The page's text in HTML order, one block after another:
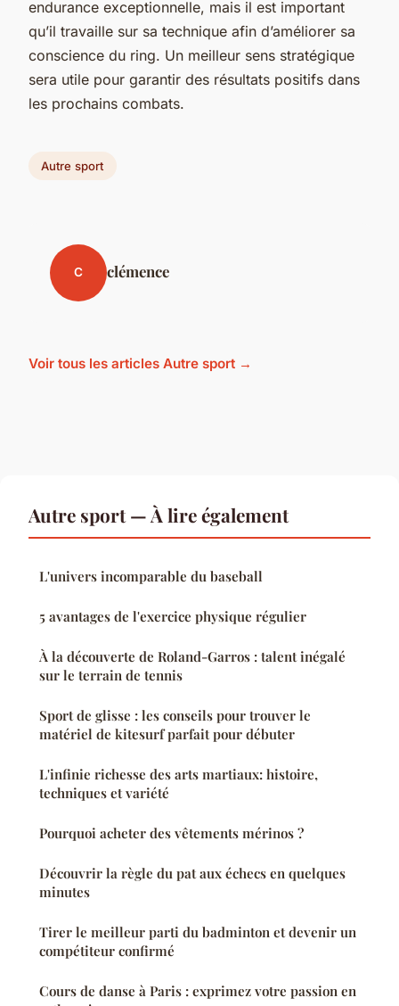
endurance exceptionnelle, mais il est important
qu’il travaille sur sa technique afin d’améliorer sa
conscience du ring. Un meilleur sens stratégique
sera utile pour garantir des résultats positifs dans
les prochains combats.
Autre sport
C clémence
Voir tous les articles Autre sport →
Autre sport — À lire également
L'univers incomparable du baseball
5 avantages de l'exercice physique régulier
À la découverte de Roland-Garros : talent inégalé
sur le terrain de tennis
Sport de glisse : les conseils pour trouver le
matériel de kitesurf parfait pour débuter
L'infinie richesse des arts martiaux: histoire,
techniques et variété
Pourquoi acheter des vêtements mérinos ?
Découvrir la règle du pat aux échecs en quelques
minutes
Tirer le meilleur parti du badminton et devenir un
compétiteur confirmé
Cours de danse à Paris : exprimez votre passion en